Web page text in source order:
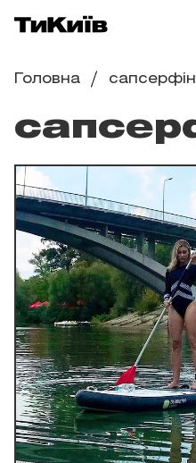
Головна